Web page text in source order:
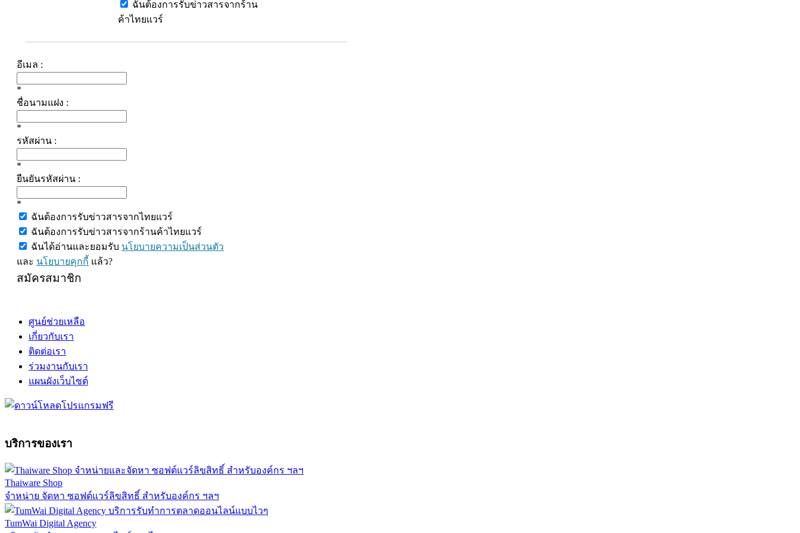
ฉันต้องการรับข่าวสารจากร้าน
ค้าไทยแวร์
อีเมล :
*
ชื่อนามแฝง :
*
รหัสผ่าน :
*
ยืนยันรหัสผ่าน :
*
ฉันต้องการรับข่าวสารจากไทยแวร์
ฉันต้องการรับข่าวสารจากร้านค้าไทยแวร์
ฉันได้อ่านและยอมรับ นโยบายความเป็นส่วนตัว
และ นโยบายคุกกี้ แล้ว?
สมัครสมาชิก
ศูนย์ช่วยเหลือ
เกี่ยวกับเรา
ติดต่อเรา
ร่วมงานกับเรา
แผนผังเว็บไซต์
บริการของเรา
Thaiware Shop
จำหน่าย จัดหา ซอฟต์แวร์ลิขสิทธิ์ สำหรับองค์กร ฯลฯ
TumWai Digital Agency